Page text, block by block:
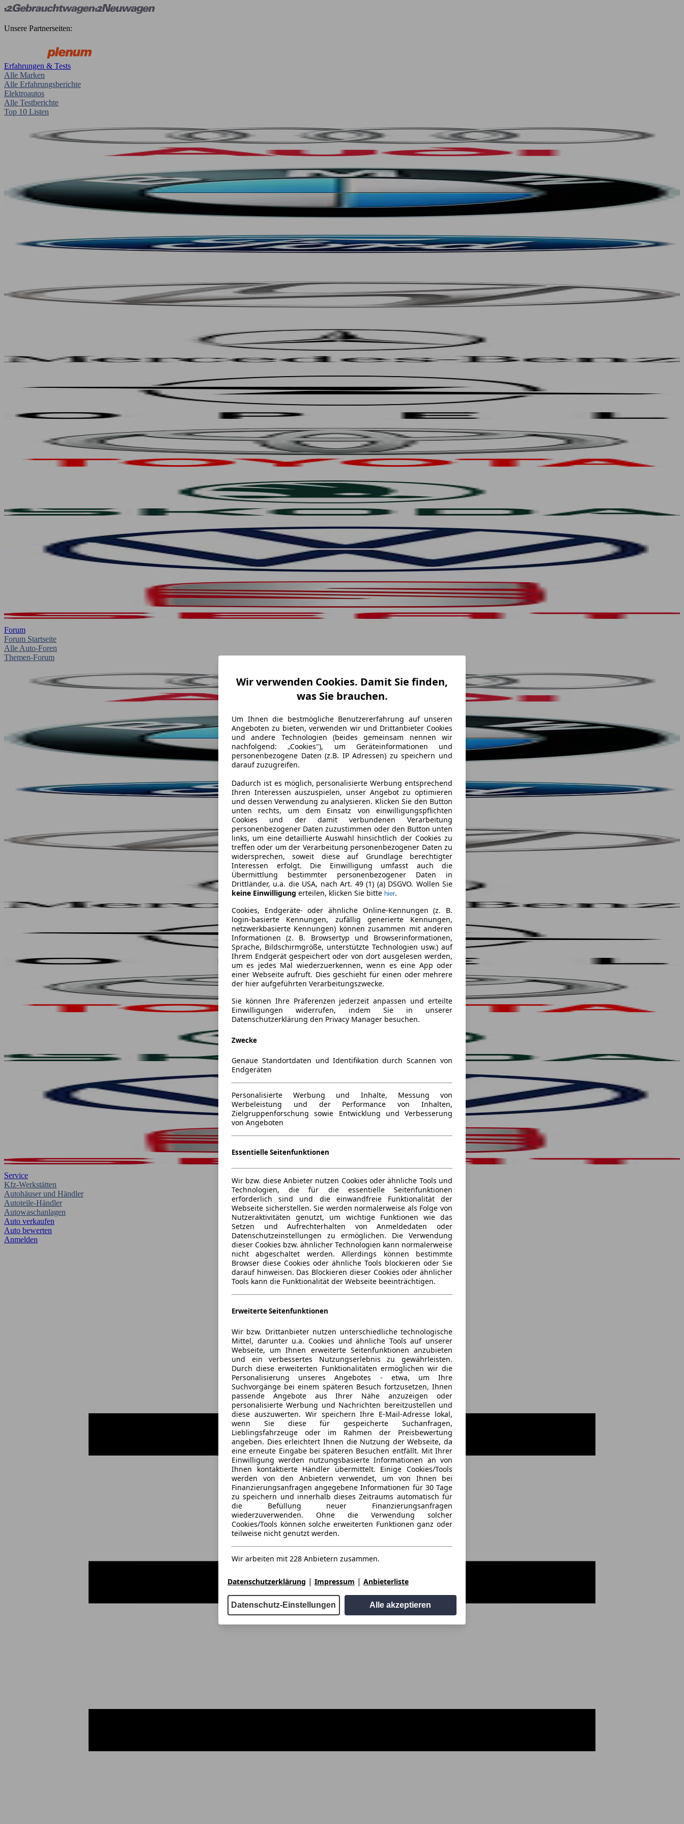
Unsere Partnerseiten:
Erfahrungen & Tests
Alle Marken
Alle Erfahrungsberichte
Elektroautos
Alle Testberichte
Top 10 Listen
Forum
Forum Startseite
Alle Auto-Foren
Themen-Forum
Service
Kfz-Werkstätten
Autohäuser und Händler
Autoteile-Händler
Autowaschanlagen
Auto verkaufen
Auto bewerten
Anmelden
Wir verwenden Cookies. Damit Sie finden,
was Sie brauchen.
Um Ihnen die bestmögliche Benutzererfahrung auf unseren
Angeboten zu bieten, verwenden wir und Drittanbieter Cookies
und andere Technologien (beides gemeinsam nennen wir
nachfolgend: „Cookies"), um Geräteinformationen und
personenbezogene Daten (z.B. IP Adressen) zu speichern und
darauf zuzugreifen.
Dadurch ist es möglich, personalisierte Werbung entsprechend
Ihren Interessen auszuspielen, unser Angebot zu optimieren
und dessen Verwendung zu analysieren. Klicken Sie den Button
unten rechts, um dem Einsatz von einwilligungspflichten
Cookies und der damit verbundenen Verarbeitung
personenbezogener Daten zuzustimmen oder den Button unten
links, um eine detaillierte Auswahl hinsichtlich der Cookies zu
treffen oder um der Verarbeitung personenbezogener Daten zu
widersprechen, soweit diese auf Grundlage berechtigter
Interessen erfolgt. Die Einwilligung umfasst auch die
Übermittlung bestimmter personenbezogener Daten in
Drittländer, u.a. die USA, nach Art. 49 (1) (a) DSGVO. Wollen Sie
keine Einwilligung erteilen, klicken Sie bitte hier.
Cookies, Endgeräte- oder ähnliche Online-Kennungen (z. B.
login-basierte Kennungen, zufällig generierte Kennungen,
netzwerkbasierte Kennungen) können zusammen mit anderen
Informationen (z. B. Browsertyp und Browserinformationen,
Sprache, Bildschirmgröße, unterstützte Technologien usw.) auf
Ihrem Endgerät gespeichert oder von dort ausgelesen werden,
um es jedes Mal wiederzuerkennen, wenn es eine App oder
einer Webseite aufruft. Dies geschieht für einen oder mehrere
der hier aufgeführten Verarbeitungszwecke.
Sie können Ihre Präferenzen jederzeit anpassen und erteilte
Einwilligungen widerrufen, indem Sie in unserer
Datenschutzerklärung den Privacy Manager besuchen.
Zwecke
Genaue Standortdaten und Identifikation durch Scannen von
Endgeräten
Personalisierte Werbung und Inhalte, Messung von
Werbeleistung und der Performance von Inhalten,
Zielgruppenforschung sowie Entwicklung und Verbesserung
von Angeboten
Essentielle Seitenfunktionen
Wir bzw. diese Anbieter nutzen Cookies oder ähnliche Tools und
Technologien, die für die essentielle Seitenfunktionen
erforderlich sind und die einwandfreie Funktionalität der
Webseite sicherstellen. Sie werden normalerweise als Folge von
Nutzeraktivitäten genutzt, um wichtige Funktionen wie das
Setzen und Aufrechterhalten von Anmeldedaten oder
Datenschutzeinstellungen zu ermöglichen. Die Verwendung
dieser Cookies bzw. ähnlicher Technologien kann normalerweise
nicht abgeschaltet werden. Allerdings können bestimmte
Browser diese Cookies oder ähnliche Tools blockieren oder Sie
darauf hinweisen. Das Blockieren dieser Cookies oder ähnlicher
Tools kann die Funktionalität der Webseite beeinträchtigen.
Erweiterte Seitenfunktionen
Wir bzw. Drittanbieter nutzen unterschiedliche technologische
Mittel, darunter u.a. Cookies und ähnliche Tools auf unserer
Webseite, um Ihnen erweiterte Seitenfunktionen anzubieten
und ein verbessertes Nutzungserlebnis zu gewährleisten.
Durch diese erweiterten Funktionalitäten ermöglichen wir die
Personalisierung unseres Angebotes - etwa, um Ihre
Suchvorgänge bei einem späteren Besuch fortzusetzen, Ihnen
passende Angebote aus Ihrer Nähe anzuzeigen oder
personalisierte Werbung und Nachrichten bereitzustellen und
diese auszuwerten. Wir speichern Ihre E-Mail-Adresse lokal,
wenn Sie diese für gespeicherte Suchanfragen,
Lieblingsfahrzeuge oder im Rahmen der Preisbewertung
angeben. Dies erleichtert Ihnen die Nutzung der Webseite, da
eine erneute Eingabe bei späteren Besuchen entfällt. Mit Ihrer
Einwilligung werden nutzungsbasierte Informationen an von
Ihnen kontaktierte Händler übermittelt. Einige Cookies/Tools
werden von den Anbietern verwendet, um von Ihnen bei
Finanzierungsanfragen angegebene Informationen für 30 Tage
zu speichern und innerhalb dieses Zeitraums automatisch für
die Befüllung neuer Finanzierungsanfragen
wiederzuverwenden. Ohne die Verwendung solcher
Cookies/Tools können solche erweiterten Funktionen ganz oder
teilweise nicht genutzt werden.
Wir arbeiten mit 228 Anbietern zusammen.
Datenschutzerklärung | Impressum | Anbieterliste
Datenschutz-Einstellungen Alle akzeptieren